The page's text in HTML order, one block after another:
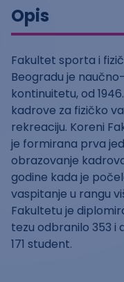
Opis
Fakultet sporta i
Beogradu je
kontinuitetu, od
kadrove za fizičko
rekreaciju. Koreni
je formirana prva
obrazovanje
godine kada je
vaspitanje u rangu
Fakultetu je
tezu odbranilo 353 i
171 student.